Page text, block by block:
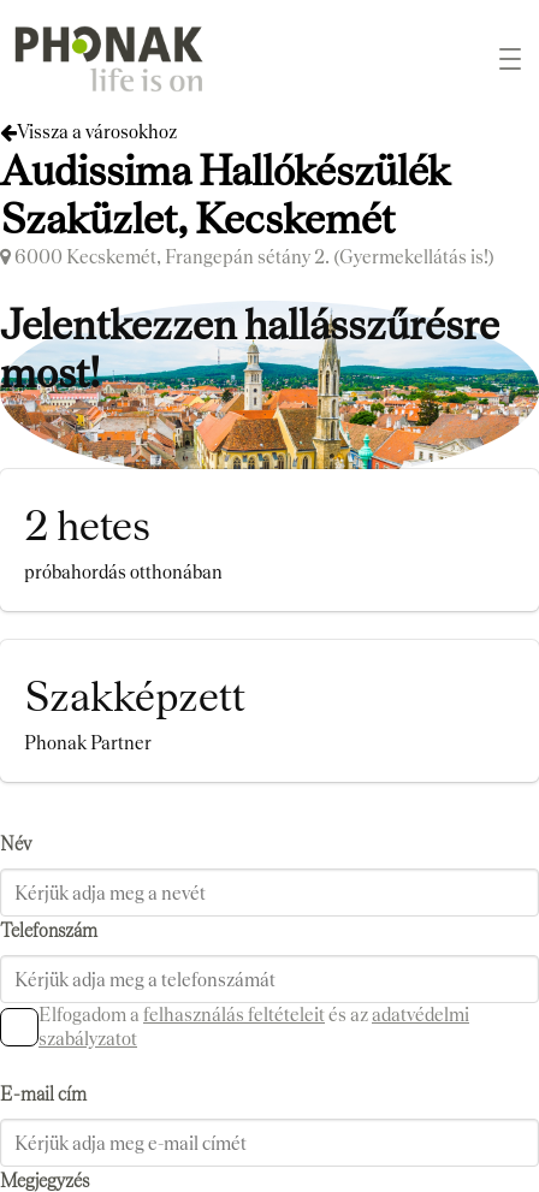
Vissza a városokhoz
Audissima Hallókészülék
Szaküzlet, Kecskemét
6000 Kecskemét, Frangepán sétány 2. (Gyermekellátás is!)
Jelentkezzen hallásszűrésre
most!
2 hetes
próbahordás otthonában
Szakképzett
Phonak Partner
Név
Telefonszám
Elfogadom a felhasználás feltételeités azadatvédelmi
szabályzatot
E-mail cím
Megjegyzés